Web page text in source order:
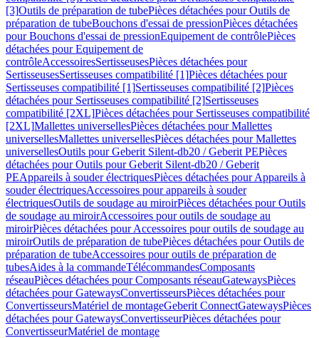
[3]Outils de préparation de tubePièces détachées pour Outils de
préparation de tubeBouchons d'essai de pressionPièces détachées
pour Bouchons d'essai de pressionEquipement de contrôlePièces
détachées pour Equipement de
contrôleAccessoiresSertisseusesPièces détachées pour
SertisseusesSertisseuses compatibilité [1]Pièces détachées pour
Sertisseuses compatibilité [1]Sertisseuses compatibilité [2]Pièces
détachées pour Sertisseuses compatibilité [2]Sertisseuses
compatibilité [2XL]Pièces détachées pour Sertisseuses compatibilité
[2XL]Mallettes universellesPièces détachées pour Mallettes
universellesMallettes universellesPièces détachées pour Mallettes
universellesOutils pour Geberit Silent-db20 / Geberit PEPièces
détachées pour Outils pour Geberit Silent-db20 / Geberit
PEAppareils à souder électriquesPièces détachées pour Appareils à
souder électriquesAccessoires pour appareils à souder
électriquesOutils de soudage au miroirPièces détachées pour Outils
de soudage au miroirAccessoires pour outils de soudage au
miroirPièces détachées pour Accessoires pour outils de soudage au
miroirOutils de préparation de tubePièces détachées pour Outils de
préparation de tubeAccessoires pour outils de préparation de
tubesAides à la commandeTélécommandesComposants
réseauPièces détachées pour Composants réseauGatewaysPièces
détachées pour GatewaysConvertisseursPièces détachées pour
ConvertisseursMatériel de montageGeberit ConnectGatewaysPièces
détachées pour GatewaysConvertisseurPièces détachées pour
ConvertisseurMatériel de montage